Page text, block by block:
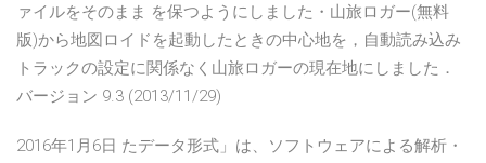
ァイルをそのまま を保つようにしました・山旅ロガー(無料
版)から地図ロイドを起動したときの中心地を，自動読み込み
トラックの設定に関係なく山旅ロガーの現在地にしました．
バージョン 9.3 (2013/11/29)
2016年1月6日 たデータ形式」は、ソフトウェアによる解析・